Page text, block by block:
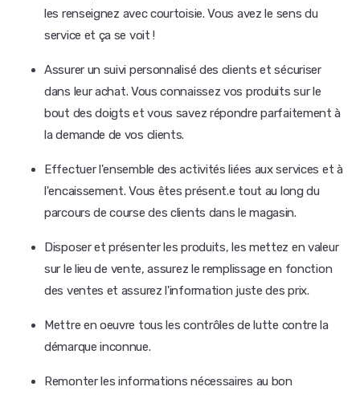
les renseignez avec courtoisie. Vous avez le sens du
service et ça se voit !
Assurer un suivi personnalisé des clients et sécuriser
dans leur achat. Vous connaissez vos produits sur le
bout des doigts et vous savez répondre parfaitement à
la demande de vos clients.
Effectuer l'ensemble des activités liées aux services et à
l'encaissement. Vous êtes présent.e tout au long du
parcours de course des clients dans le magasin.
Disposer et présenter les produits, les mettez en valeur
sur le lieu de vente, assurez le remplissage en fonction
des ventes et assurez l'information juste des prix.
Mettre en oeuvre tous les contrôles de lutte contre la
démarque inconnue.
Remonter les informations nécessaires au bon